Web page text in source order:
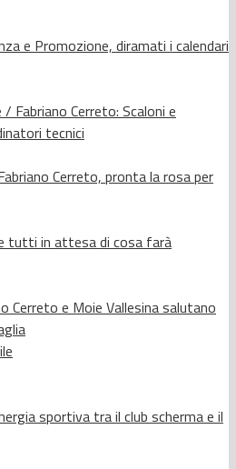
e Promozione, diramati i calendari
/ Fabriano Cerreto: Scaloni e
tecnici
Cerreto, pronta la rosa per
tutti in attesa di cosa farà
Cerreto e Moie Vallesina salutano
sportiva tra il club scherma e il